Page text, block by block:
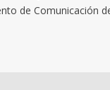
de Comunicación